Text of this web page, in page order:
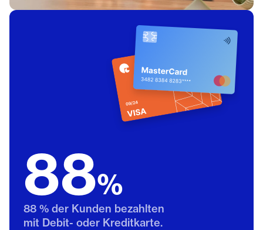
88%
88 % der Kunden bezahlten
mit Debit- oder Kreditkarte.